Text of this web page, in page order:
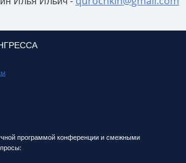
программой конференции и смежными